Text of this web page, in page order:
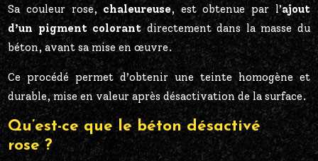
Sa couleur rose, chaleureuse, est obtenue par l’ajout
d’un pigment colorantdirectement dans la masse du
béton, avant sa mise en œuvre.
Ce procédé permet d’obtenir une teinte homogène et
durable, mise en valeur après désactivation de la surface.
Qu’est-ce que le béton désactivé
rose ?